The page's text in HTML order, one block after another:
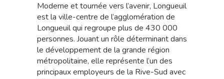
Moderne et tournée vers l’avenir, Longueuil
est la ville-centre de l’agglomération de
Longueuil qui regroupe plus de 430 000
personnes. Jouant un rôle déterminant dans
le développement de la grande région
métropolitaine, elle représente l’un des
principaux employeurs de la Rive-Sud avec